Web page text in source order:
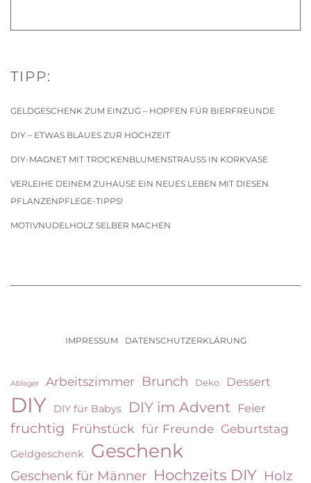
TIPP:
GELDGESCHENK ZUM EINZUG – HOPFEN FÜR BIERFREUNDE
DIY – ETWAS BLAUES ZUR HOCHZEIT
DIY-MAGNET MIT TROCKENBLUMENSTRAUSS IN KORKVASE
VERLEIHE DEINEM ZUHAUSE EIN NEUES LEBEN MIT DIESEN
PFLANZENPFLEGE-TIPPS!
MOTIVNUDELHOLZ SELBER MACHEN
IMPRESSUM DATENSCHUTZERKLÄRUNG
Ableger Arbeitszimmer Brunch Deko Dessert
DIY DIY für Babys DIY im Advent Feier
fruchtig Frühstück für Freunde Geburtstag
Geldgeschenk Geschenk
Geschenk für Männer Hochzeits DIY Holz